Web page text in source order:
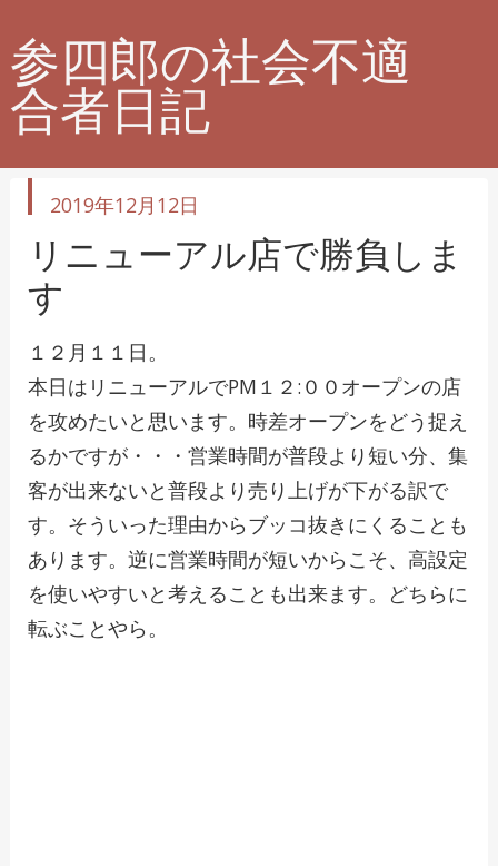
参四郎の社会不適
合者日記
投
日
2019年12月12日
リニューアル店で勝負しま
す
１２月１１日。
本日はリニューアルでPM１２:００オープンの店
を攻めたいと思います。時差オープンをどう捉え
るかですが・・・営業時間が普段より短い分、集
客が出来ないと普段より売り上げが下がる訳で
す。そういった理由からブッコ抜きにくることも
あります。逆に営業時間が短いからこそ、高設定
を使いやすいと考えることも出来ます。どちらに
転ぶことやら。